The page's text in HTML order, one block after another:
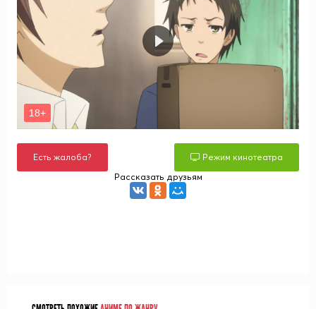
Есть жалоба?
Режим кинотеатра
Рассказать друзьям